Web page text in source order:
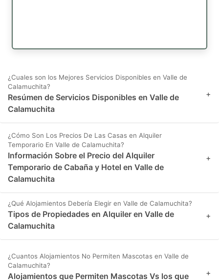
¿Cuales son los Mejores Servicios Disponibles en Valle de
Calamuchita?
Resúmen de Servicios Disponibles en Valle de
Calamuchita
+
¿Cómo Son Los Precios De Las Casas en Alquiler
Temporario En Valle de Calamuchita?
Información Sobre el Precio del Alquiler
Temporario de Cabaña y Hotel en Valle de
Calamuchita
+
¿Qué Alojamientos Debería Elegir en Valle de Calamuchita?
Tipos de Propiedades en Alquiler en Valle de
Calamuchita
+
¿Cuantos Alojamientos No Permiten Mascotas en Valle de
Calamuchita?
Alojamientos que Permiten Mascotas Vs los que
+